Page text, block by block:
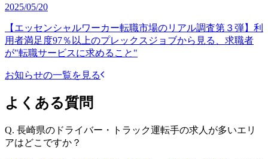
2025/05/20
【エッセンシャルワーカー転職市場のリアル調査第３弾】利
用者満足度97％以上のプレックスジョブから見る、求職者
が"転職サービスに求めること"
お知らせの一覧を見る
よくある質問
Q. 長崎県のドライバー・トラック運転手の求人が多いエリ
アはどこですか？